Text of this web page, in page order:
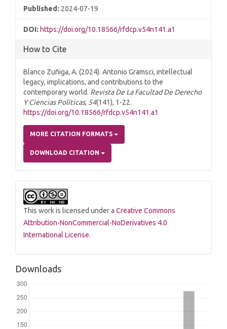
Published: 2024-07-19
DOI: https://doi.org/10.18566/rfdcp.v54n141.a1
How to Cite
Blanco Zuñiga, A. (2024). Antonio Gramsci, intellectual
legacy, implications, and contributions to the
contemporary world. Revista De La Facultad De Derecho
Y Ciencias Políticas, 54(141), 1-22.
https://doi.org/10.18566/rfdcp.v54n141.a1
MORE CITATION FORMATS
DOWNLOAD CITATION
This work is licensed under a Creative Commons
Attribution-NonCommercial-NoDerivatives 4.0
International License.
Downloads